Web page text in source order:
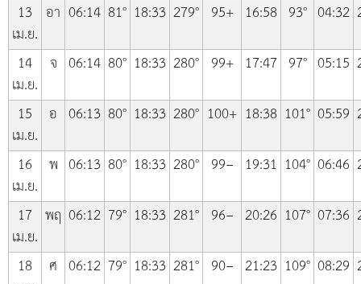
13
เม.ย.
อา 06:14 81° 18:33 279° 95+ 16:58 93° 04:32
14
เม.ย.
จ 06:14 80° 18:33 280° 99+ 17:47 97° 05:15
15
เม.ย.
อ 06:13 80° 18:33 280° 100+ 18:38 101° 05:59
16
เม.ย.
พ 06:13 80° 18:33 280° 99− 19:31 104° 06:46
17
เม.ย.
พฤ 06:12 79° 18:33 281° 96− 20:26 107° 07:36
18
ศ 06:12 79° 18:33 281° 90− 21:23 109° 08:29